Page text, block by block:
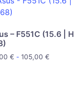
– F551C (15.6 |
€ - 105,00€